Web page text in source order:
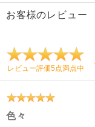
お客様のレビュー
レビュー評価5点満点中
色々